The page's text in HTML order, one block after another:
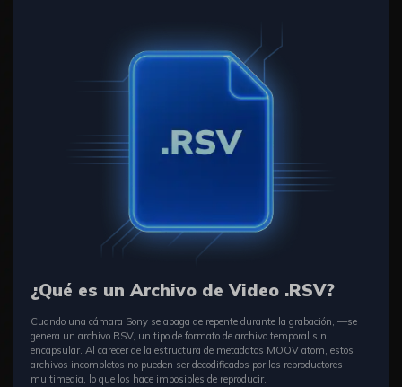
¿Qué es un Archivo de Video .RSV?󠀲󠀣󠀢󠀳󠀰
Cuando una cámara Sony se apaga de repente durante la grabación, —se
genera un archivo RSV, un tipo de formato de archivo temporal sin
encapsular.󠀲󠀣󠀣󠀳 Al carecer de la estructura de metadatos MOOV atom, estos
archivos incompletos no pueden ser decodificados por los reproductores
multimedia, lo que los hace imposibles de reproducir.